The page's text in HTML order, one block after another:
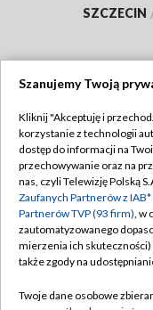
SZCZECIN
Abonament TVP
Emisja w TVP
Centrum informacji
Naziemna
Szanujemy Twoją
Kliknij "Akceptuję i
korzystanie z technologii
dostęp do informacji na
przechowywanie oraz na
nas, czyli Telewizję Polską
Zaufanych Partnerów z
Partnerów TVP (93 firm), w
zautomatyzowanego
mierzenia ich skuteczności)
także zgody na
Twoje dane osobowe